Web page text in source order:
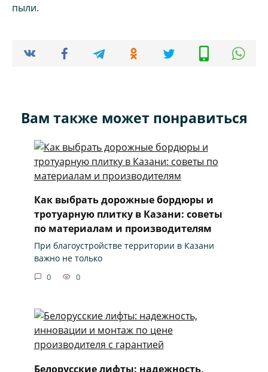
пыли.
Вам также может понравиться
Как выбрать дорожные бордюры и
тротуарную плитку в Казани: советы
по материалам и производителям
При благоустройстве территории в Казани
важно не только
0 0
Белорусские лифты: надежность,